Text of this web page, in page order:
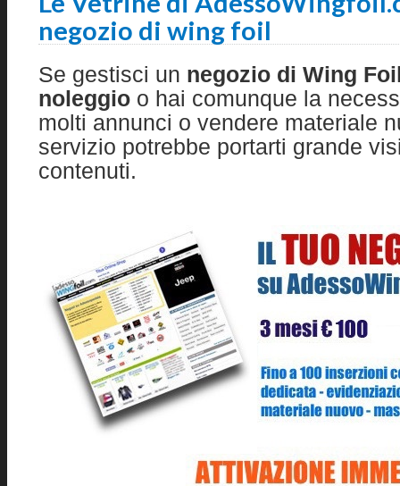
negozio di wing foil
Se gestisci un negozio di Wing
noleggio o hai comunque la
molti annunci o vendere materiale
servizio potrebbe portarti grande
contenuti.